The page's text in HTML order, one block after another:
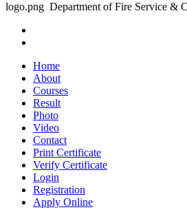
Department of Fire Service &
Home
About
Courses
Result
Photo
Video
Contact
Print Certificate
Verify Certificate
Login
Registration
Apply Online